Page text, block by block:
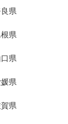
県
県
県
県
県